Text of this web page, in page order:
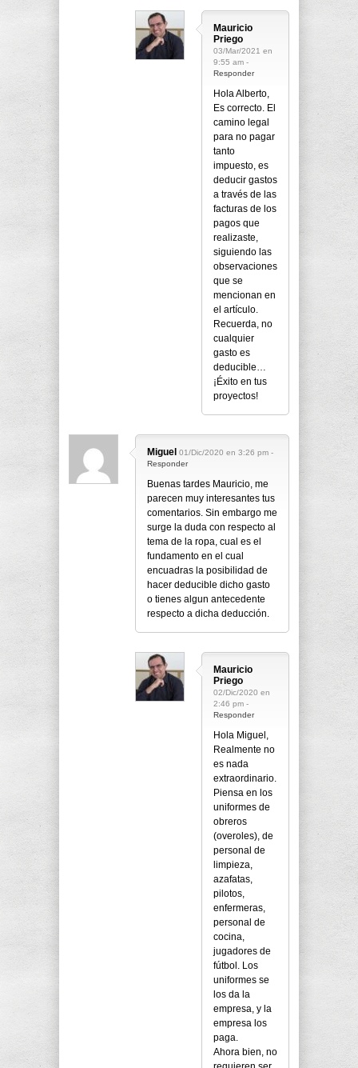
Mauricio
Priego
03/Mar/2021 en
9:55 am -
Responder
Hola Alberto,
Es correcto. El
camino legal
para no pagar
tanto
impuesto, es
deducir gastos
a través de las
facturas de los
pagos que
realizaste,
siguiendo las
observaciones
que se
mencionan en
el artículo.
Recuerda, no
cualquier
gasto es
deducible…
¡Éxito en tus
proyectos!
Miguel 01/Dic/2020 en 3:26 pm -
Responder
Buenas tardes Mauricio, me
parecen muy interesantes tus
comentarios. Sin embargo me
surge la duda con respecto al
tema de la ropa, cual es el
fundamento en el cual
encuadras la posibilidad de
hacer deducible dicho gasto
o tienes algun antecedente
respecto a dicha deducción.
Mauricio
Priego
02/Dic/2020 en
2:46 pm -
Responder
Hola Miguel,
Realmente no
es nada
extraordinario.
Piensa en los
uniformes de
obreros
(overoles), de
personal de
limpieza,
azafatas,
pilotos,
enfermeras,
personal de
cocina,
jugadores de
fútbol. Los
uniformes se
los da la
empresa, y la
empresa los
paga.
Ahora bien, no